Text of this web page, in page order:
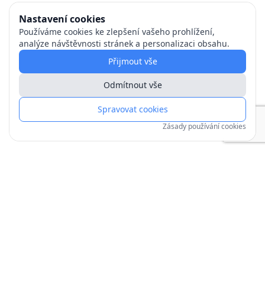
Nastavení cookies
Používáme cookies ke zlepšení vašeho prohlížení,
analýze návštěvnosti stránek a personalizaci obsahu.
Přijmout vše
Odmítnout vše
Spravovat cookies
Zásady používání cookies